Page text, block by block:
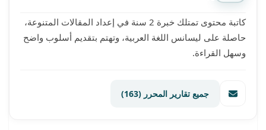
كاتبة محتوى تمتلك خبرة 2 سنة في إعداد المقالات المتنوعة،
حاصلة على ليسانس اللغة العربية، وتهتم بتقديم أسلوب واضح
وسهل القراءة.
جميع تقارير المحرر (163)